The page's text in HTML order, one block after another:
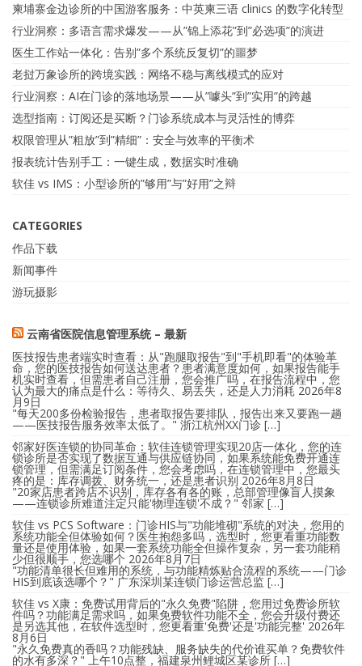
柬埔寨金边诊所的中国游客服务：中英柬三语 clinics 的数字化转型
行业洞察：多语言需求爆发——从”锦上添花”到”必选项”的演进
医生工作站一体化：告别”多个系统反复切”的噩梦
老挝万象诊所的跨境实践：网络不稳与离线模式的应对
行业洞察：AI在门诊的落地场景——从”噱头”到”实用”的跨越
选型指南：订阅还是买断？门诊系统成本与灵活性的博弈
权限管理从”粗放”到”精细”：安全与效率的平衡术
报表统计告别手工：一键生成，数据实时准确
软佳 vs IMS：小型诊所的”够用”与”好用”之辩
CATEGORIES
作品下载
新闻事件
游玩摄影
云南省医院信息管理系统 – 最新
医技报告患者端实时查看：从"跑腿取报告"到"手机即看"的体验革
命，您的医技报告如何送达患者？患者满意度如何，如果报告能手
机实时查看，但需患者自己注册，您会推广吗，在报告流程中，您
认为最大的痛点是什么：等待久、易丢失，还是人力消耗 2026年8
月9日
"每天200多份检验报告，患者取报告要排队，报告出来又要跑一趟
——医技报告服务效率太低了。" 浙江杭州XX门诊 […]
邻家好医连锁的协同革命：软佳连锁管理实现20店一体化，您的连
锁诊所是否实现了数据互通与供应链协同，如果系统能免费开通连
锁管理，但需满足订阅条件，您会考虑吗，在连锁管理中，您最头
疼的是：库存调拨、财务统一，还是患者识别 2026年8月8日
"20家店患者跨店不识别，库存各有各的账，总部管理像盲人摸象
——连锁诊所难道注定只能'物理连锁'不成？" 邻家 […]
软佳 vs PCS Software：门诊HIS与"功能堆砌"系统的对决，您用的
系统功能全但体验如何？医生抱怨多吗，选型时，您更看重功能数
量还是使用体验，如果一套系统功能全但操作复杂，另一套功能稍
少但很顺手，您选哪个 2026年8月7日
"功能清单很长但难用的系统，与功能精炼贴合流程的系统——门诊
HIS到底该选哪个？" 广东深圳某连锁门诊运营总监 […]
软佳 vs X康：免费试用背后的"永久免费"陷阱，您用过免费诊所软
件吗？功能满足需求吗，如果免费软件功能不全，您会升级付费还
是另选其他，在软件选型时，您更看重'免费'还是'功能完整' 2026年
8月6日
"永久免费真的香吗？功能残缺、服务缺失的代价谁买单？免费软件
的水有多深？" 上午10点整，福建泉州鲤城区某诊所 […]